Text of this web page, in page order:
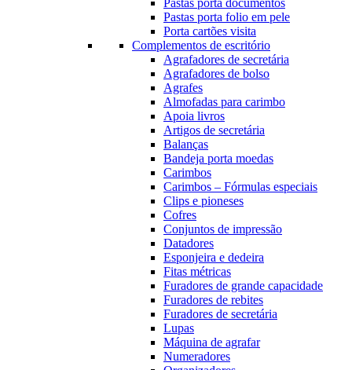
Pastas porta documentos
Pastas porta folio em pele
Porta cartões visita
Complementos de escritório
Agrafadores de secretária
Agrafadores de bolso
Agrafes
Almofadas para carimbo
Apoia livros
Artigos de secretária
Balanças
Bandeja porta moedas
Carimbos
Carimbos – Fórmulas especiais
Clips e pioneses
Cofres
Conjuntos de impressão
Datadores
Esponjeira e dedeira
Fitas métricas
Furadores de grande capacidade
Furadores de rebites
Furadores de secretária
Lupas
Máquina de agrafar
Numeradores